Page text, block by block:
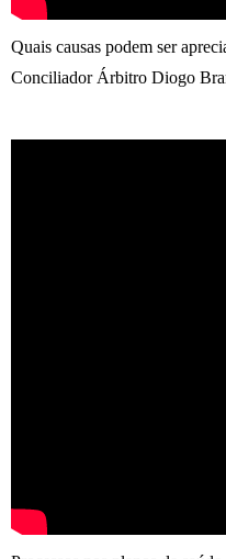
Quais causas podem ser
Conciliador Árbitro Diogo